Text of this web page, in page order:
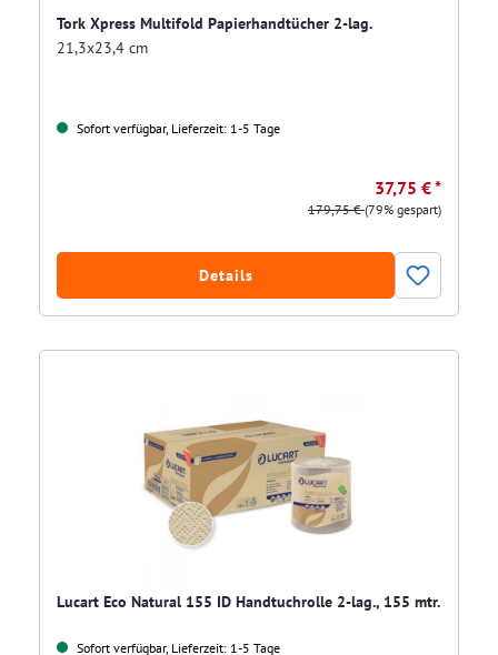
Tork Xpress Multifold Papierhandtücher 2-lag.
21,3x23,4 cm
Sofort verfügbar, Lieferzeit: 1-5 Tage
37,75 € *
179,75 €(79% gespart)
Details
Lucart Eco Natural 155 ID Handtuchrolle 2-lag., 155 mtr.
Sofort verfügbar, Lieferzeit: 1-5 Tage